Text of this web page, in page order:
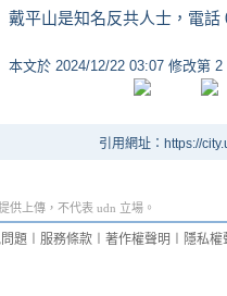
戴平山是知名反共人士，電話
本文於 2024/12/22 03:07 修改第 2
引用網址：https://
供上傳，不代表 udn 立場。
題 服務條款 著作權聲明 隱私權